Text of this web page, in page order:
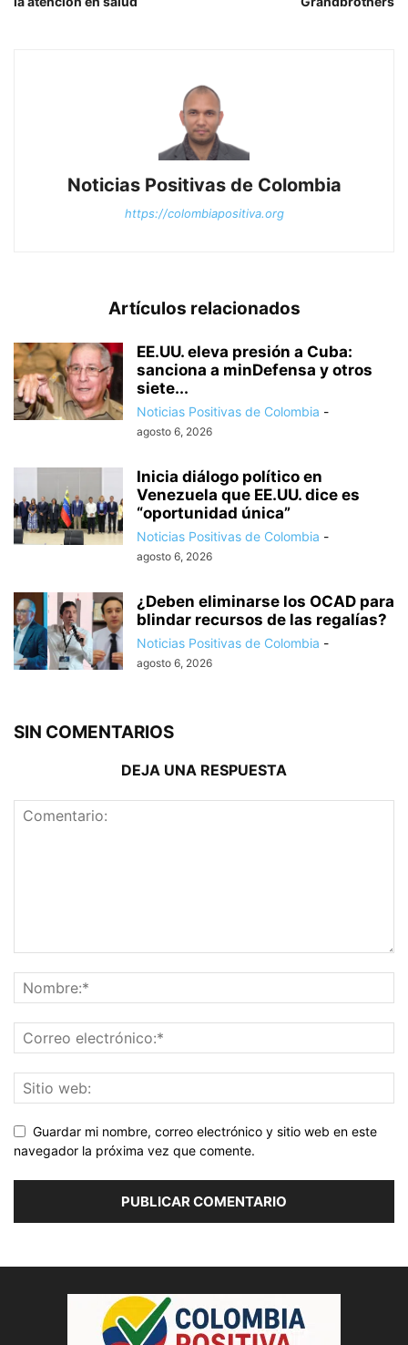
Noticias Positivas de Colombia
https://colombiapositiva.org
Artículos relacionados
EE.UU. eleva presión a Cuba:
sanciona a minDefensa y otros
siete...
Noticias Positivas de Colombia -
agosto 6, 2026
Inicia diálogo político en
Venezuela que EE.UU. dice es
“oportunidad única”
Noticias Positivas de Colombia -
agosto 6, 2026
¿Deben eliminarse los OCAD para
blindar recursos de las regalías?
Noticias Positivas de Colombia -
agosto 6, 2026
SIN COMENTARIOS
DEJA UNA RESPUESTA
Guardar mi nombre, correo electrónico y sitio web en este
navegador la próxima vez que comente.